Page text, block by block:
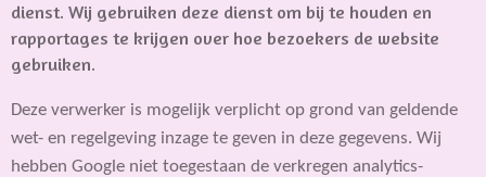
dienst. Wij gebruiken deze dienst om bij te houden en
rapportages te krijgen over hoe bezoekers de website
gebruiken.
Deze verwerker is mogelijk verplicht op grond van geldende
wet- en regelgeving inzage te geven in deze gegevens. Wij
hebben Google niet toegestaan de verkregen analytics-